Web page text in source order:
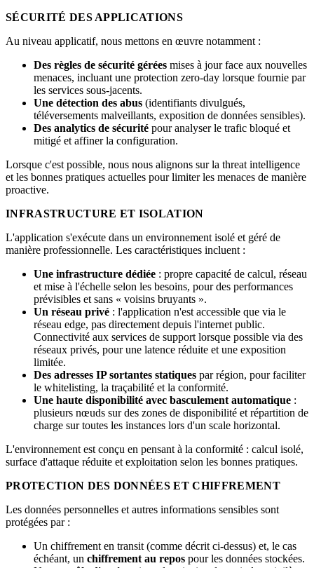
SÉCURITÉ DES APPLICATIONS
Au niveau applicatif, nous mettons en œuvre notamment :
Des règles de sécurité gérées mises à jour face aux nouvelles
menaces, incluant une protection zero-day lorsque fournie par
les services sous-jacents.
Une détection des abus (identifiants divulgués,
téléversements malveillants, exposition de données sensibles).
Des analytics de sécurité pour analyser le trafic bloqué et
mitigé et affiner la configuration.
Lorsque c'est possible, nous nous alignons sur la threat intelligence
et les bonnes pratiques actuelles pour limiter les menaces de manière
proactive.
INFRASTRUCTURE ET ISOLATION
L'application s'exécute dans un environnement isolé et géré de
manière professionnelle. Les caractéristiques incluent :
Une infrastructure dédiée : propre capacité de calcul, réseau
et mise à l'échelle selon les besoins, pour des performances
prévisibles et sans « voisins bruyants ».
Un réseau privé : l'application n'est accessible que via le
réseau edge, pas directement depuis l'internet public.
Connectivité aux services de support lorsque possible via des
réseaux privés, pour une latence réduite et une exposition
limitée.
Des adresses IP sortantes statiques par région, pour faciliter
le whitelisting, la traçabilité et la conformité.
Une haute disponibilité avec basculement automatique :
plusieurs nœuds sur des zones de disponibilité et répartition de
charge sur toutes les instances lors d'un scale horizontal.
L'environnement est conçu en pensant à la conformité : calcul isolé,
surface d'attaque réduite et exploitation selon les bonnes pratiques.
PROTECTION DES DONNÉES ET CHIFFREMENT
Les données personnelles et autres informations sensibles sont
protégées par :
Un chiffrement en transit (comme décrit ci-dessus) et, le cas
échéant, un chiffrement au repos pour les données stockées.